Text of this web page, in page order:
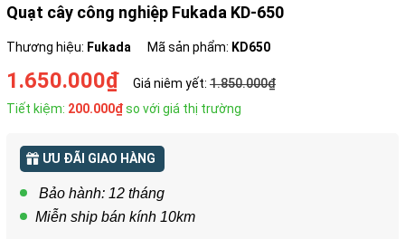
Quạt cây công nghiệp Fukada KD-650
Thương hiệu: Fukada Mã sản phẩm: KD650
1.650.000₫ Giá niêm yết: 1.850.000₫
Tiết kiệm: 200.000₫so với giá thị trường
ƯU ĐÃI GIAO HÀNG
Bảo hành: 12 tháng
Miễn ship bán kính 10km